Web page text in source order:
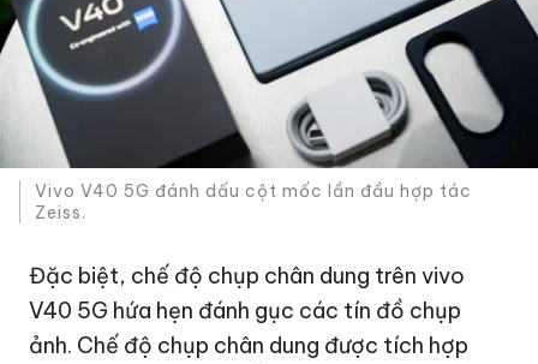
Vivo V40 5G đánh dấu cột mốc lần đầu hợp tác
Zeiss.
Đặc biệt, chế độ chụp chân dung trên vivo
V40 5G hứa hẹn đánh gục các tín đồ chụp
ảnh. Chế độ chụp chân dung được tích hợp